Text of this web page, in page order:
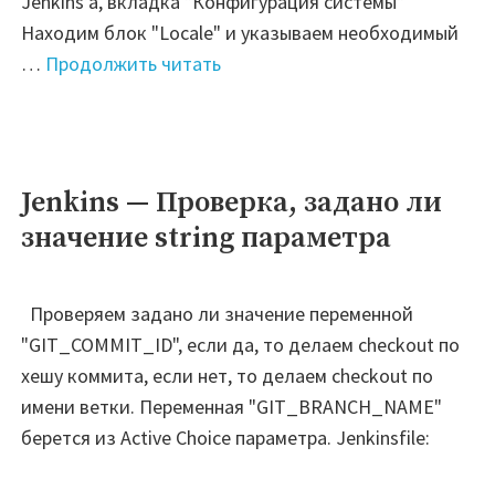
Находим блок "Locale" и указываем необходимый
… Продолжить читать"Jenkins
умолчанию"
Jenkins — Проверка, задано ли
значение string параметра
Проверяем задано ли значение переменной
"GIT_COMMIT_ID", если да, то делаем checkout по
хешу коммита, если нет, то делаем checkout по
имени ветки. Переменная "GIT_BRANCH_NAME"
берется из Active Choice параметра. Jenkinsfile: